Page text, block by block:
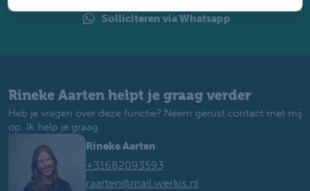
Solliciteren via Whatsapp
Rineke Aarten helpt je graag verder
Heb je vragen over deze functie? Neem gerust contact met mij
op. Ik help je graag.
Rineke Aarten
+31682093593
raarten@mail.werkis.nl